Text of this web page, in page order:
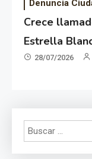
Denuncia
Crece
Estrella
28/07/2026